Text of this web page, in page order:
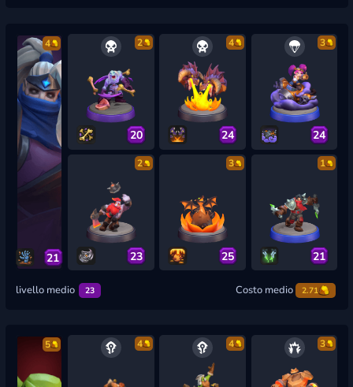
4
21
2
20
4
24
3
24
2
23
3
25
1
21
livello medio 23 Costo medio 2.71
5 4 4 3